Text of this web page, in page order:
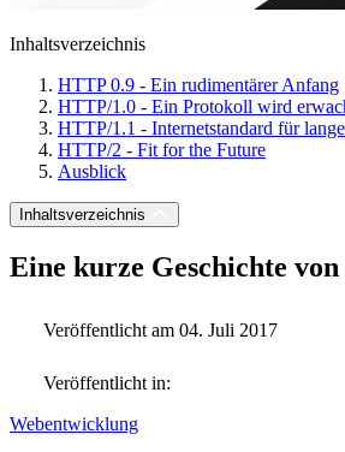
Inhaltsverzeichnis
HTTP 0.9 - Ein rudimentärer Anfang
HTTP/1.0 - Ein Protokoll wird
HTTP/1.1 - Internetstandard für
HTTP/2 - Fit for the Future
Ausblick
Inhaltsverzeichnis
Eine kurze Geschichte
Veröffentlicht am 04. Juli 2017
Veröffentlicht in:
Webentwicklung